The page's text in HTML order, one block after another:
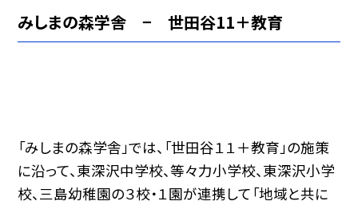
みしまの森学舎 − 世田谷11＋教育
「みしまの森学舎」では、「世田谷１１＋教育」の施策
に沿って、東深沢中学校、等々力小学校、東深沢小学
校、三島幼稚園の３校・１園が連携して「地域と共に